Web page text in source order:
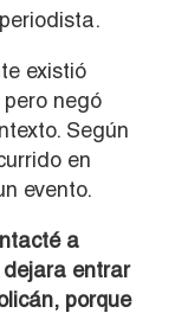
existió
pero negó
Según
en
evento.
a
entrar
porque